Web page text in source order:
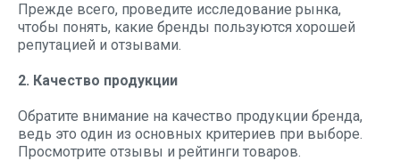
Прежде всего, проведите исследование рынка,
чтобы понять, какие бренды пользуются хорошей
репутацией и отзывами.
2. Качество продукции
Обратите внимание на качество продукции бренда,
ведь это один из основных критериев при выборе.
Просмотрите отзывы и рейтинги товаров.